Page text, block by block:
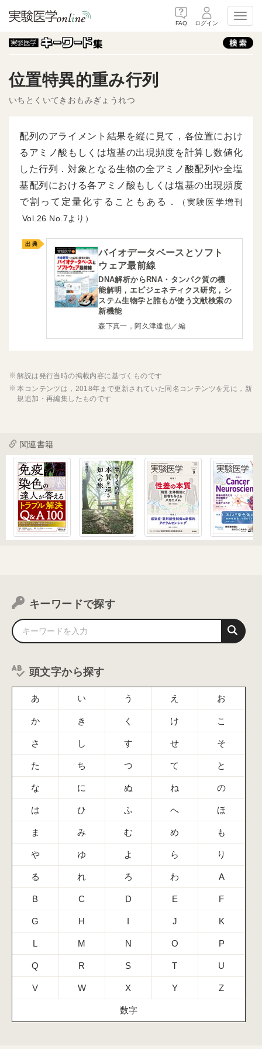
FAQ ログイン
位置特異的重み行列
いちとくいてきおもみぎょうれつ
配列のアライメント結果を縦に見て，各位置におけ
るアミノ酸もしくは塩基の出現頻度を計算し数値化
した行列．対象となる生物の全アミノ酸配列や全塩
基配列における各アミノ酸もしくは塩基の出現頻度
で割って定量化することもある．
（実験医学増刊
26
7より）
バイオデータベースとソフト
ウェア最前線
DNA解析からRNA・タンパク質の機
能解明，エピジェネティクス研究，シ
ステム生物学と誰もが使う文献検索の
新機能
森下真一，阿久津達也／編
解説は発行当時の掲載内容に基づくものです
本コンテンツは，2018年まで更新されていた同名コンテンツを元に，新
規追加・再編集したものです
関連書籍
キーワードで探す
頭文字から探す
あ い う え お
か き く け こ
さ し す せ そ
た ち つ て と
な に ぬ ね の
は ひ ふ へ ほ
ま み む め も
や ゆ よ ら り
る れ ろ わ A
B C D E F
G H I J K
L M N O P
Q R S T U
V W X Y Z
数字